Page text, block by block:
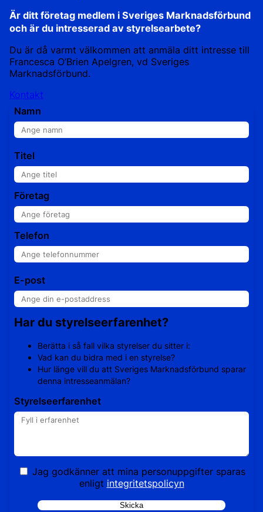
Är ditt företag medlem i Sveriges Marknadsförbund
och är du intresserad av styrelsearbete?
Du är då varmt välkommen att anmäla ditt intresse till
Francesca O’Brien Apelgren, vd Sveriges
Marknadsförbund.
Kontakt
Namn
Titel
Företag
Telefon
E-post
Har du styrelseerfarenhet?
Berätta i så fall vilka styrelser du sitter i:
Vad kan du bidra med i en styrelse?
Hur länge vill du att Sveriges Marknadsförbund sparar
denna intresseanmälan?
Styrelseerfarenhet
Jag godkänner att mina personuppgifter sparas
enligt integritetspolicyn
Skicka